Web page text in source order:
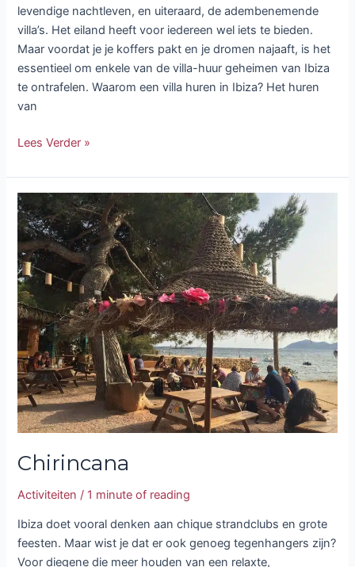
levendige nachtleven, en uiteraard, de adembenemende
villa’s. Het eiland heeft voor iedereen wel iets te bieden.
Maar voordat je je koffers pakt en je dromen najaaft, is het
essentieel om enkele van de villa-huur geheimen van Ibiza
te ontrafelen. Waarom een villa huren in Ibiza? Het huren
van
Lees Verder »
Chirincana
Activiteiten / 1 minute of reading
Ibiza doet vooral denken aan chique strandclubs en grote
feesten. Maar wist je dat er ook genoeg tegenhangers zijn?
Voor diegene die meer houden van een relaxte,
Chirincana